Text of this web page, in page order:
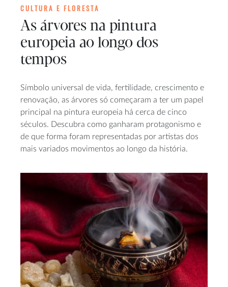
CULTURA E FLORESTA
As árvores na pintura
europeia ao longo dos
tempos
Símbolo universal de vida, fertilidade, crescimento e
renovação, as árvores só começaram a ter um papel
principal na pintura europeia há cerca de cinco
séculos. Descubra como ganharam protagonismo e
de que forma foram representadas por artistas dos
mais variados movimentos ao longo da história.